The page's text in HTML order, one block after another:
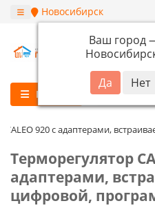
Новосибирск
Ваш город
Каталог
CALEO 920 с адаптерами,
Терморегулятор
адаптерами,
цифровой,